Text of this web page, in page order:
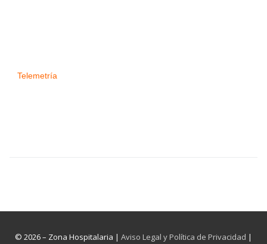
Telemetría
© 2026 – Zona Hospitalaria | Aviso Legal y Política de Privacidad |